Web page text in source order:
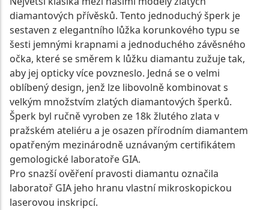
diamantových přívěsků. Tento jednoduchý šperk je
sestaven z elegantního lůžka korunkového typu se
šesti jemnými krapnami a jednoduchého závěsného
očka, které se směrem k lůžku diamantu zužuje tak,
aby jej opticky více povzneslo. Jedná se o velmi
oblíbený design, jenž lze libovolně kombinovat s
velkým množstvím zlatých diamantových šperků.
Šperk byl ručně vyroben ze 18k žlutého zlata v
pražském ateliéru a je osazen přírodním diamantem
opatřeným mezinárodně uznávaným certifikátem
gemologické laboratoře GIA.
Pro snazší ověření pravosti diamantu označila
laboratoř GIA jeho hranu vlastní mikroskopickou
laserovou inskripcí.